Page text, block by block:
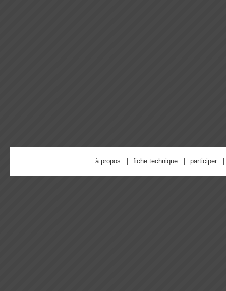
à propos fiche technique participer